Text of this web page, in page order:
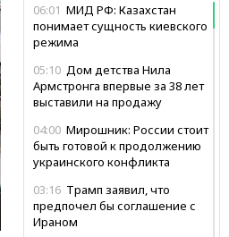
06:01 МИД РФ: Казахстан
понимает сущность киевского
режима
05:10 Дом детства Нила
Армстронга впервые за 38 лет
выставили на продажу
04:00 Мирошник: России стоит
быть готовой к продолжению
украинского конфликта
03:16 Трамп заявил, что
предпочел бы соглашение с
Ираном